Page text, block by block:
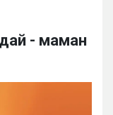
- маман